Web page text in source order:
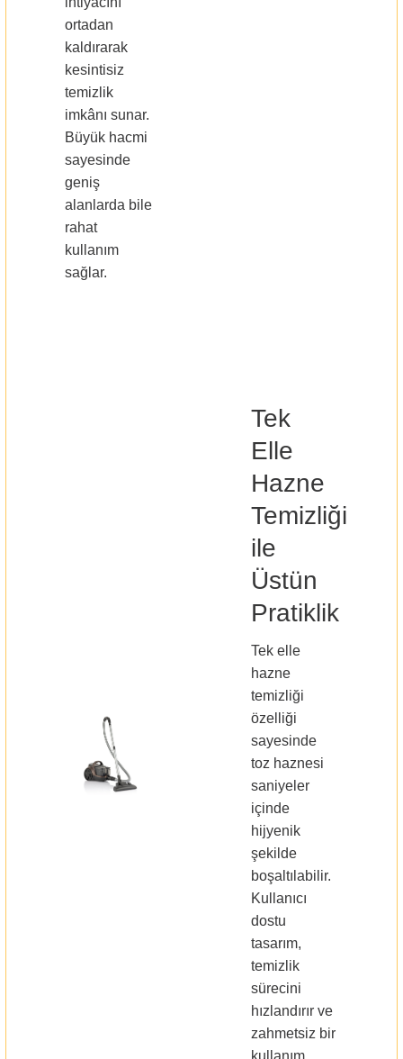
ortadan
kaldırarak
kesintisiz
temizlik
imkânı sunar.
Büyük hacmi
sayesinde
geniş
alanlarda bile
rahat
kullanım
sağlar.
Tek
Elle
Hazne
Temizliği
ile
Üstün
Pratiklik
Tek elle
hazne
temizliği
özelliği
sayesinde
toz haznesi
saniyeler
içinde
hijyenik
şekilde
boşaltılabilir.
Kullanıcı
dostu
tasarım,
temizlik
sürecini
hızlandırır ve
zahmetsiz bir